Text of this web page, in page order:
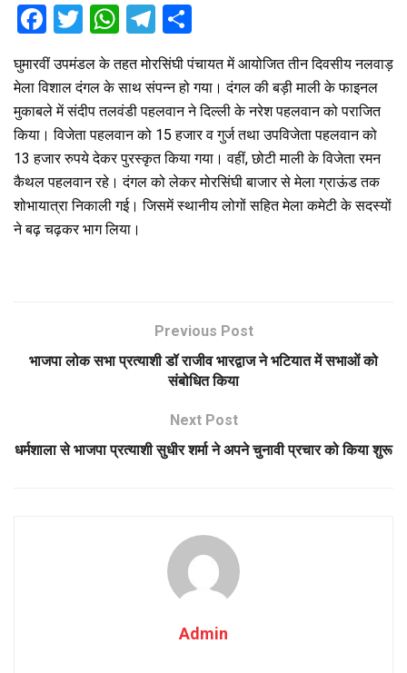
F
a
ce
b
o
o
k
T
wi
tt
er
W
at
s
A
p
p
T
el
e
gr
a
m
h
ar
e
घुमारवीं उपमंडल के तहत मोरसिंघी पंचायत में आयोजित तीन दिवसीय नलवाड़
मेला विशाल दंगल के साथ संपन्न हो गया। दंगल की बड़ी माली के फाइनल
मुकाबले में संदीप तलवंडी पहलवान ने दिल्ली के नरेश पहलवान को पराजित
किया। विजेता पहलवान को 15 हजार व गुर्ज तथा उपविजेता पहलवान को
13 हजार रुपये देकर पुरस्कृत किया गया। वहीं, छोटी माली के विजेता रमन
कैथल पहलवान रहे। दंगल को लेकर मोरसिंघी बाजार से मेला ग्राऊंड तक
शोभायात्रा निकाली गई। जिसमें स्थानीय लोगों सहित मेला कमेटी के सदस्यों
ने बढ़ चढ़कर भाग लिया।
Previous Post
भाजपा लोक सभा प्रत्याशी डॉ राजीव भारद्वाज ने भटियात में सभाओं को
संबोधित किया
Next Post
धर्मशाला से भाजपा प्रत्याशी सुधीर शर्मा ने अपने चुनावी प्रचार को किया शुरू
Admin